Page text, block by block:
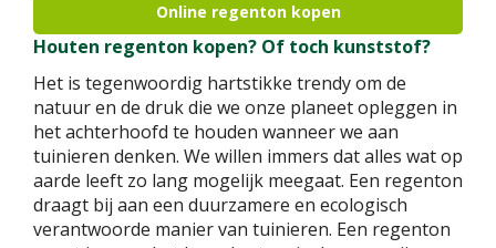
Online regenton kopen
Houten regenton kopen? Of toch kunststof?
Het is tegenwoordig hartstikke trendy om de
natuur en de druk die we onze planeet opleggen in
het achterhoofd te houden wanneer we aan
tuinieren denken. We willen immers dat alles wat op
aarde leeft zo lang mogelijk meegaat. Een regenton
draagt bij aan een duurzamere en ecologisch
verantwoorde manier van tuinieren. Een regenton